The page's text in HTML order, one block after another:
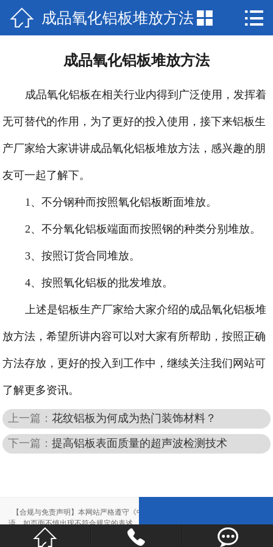
 网站首页
 成品氧化铝板堆放方法 
成品氧化铝板堆放方法
成品氧化铝板在相关行业内得到广泛使用，发挥着
无可替代的作用，为了更好的投入使用，接下来铝板生
产厂家给大家讲讲成品氧化铝板堆放方法，感兴趣的朋
友可一起了解下。
1、不分钢种而按照氧化铝板断面堆放。
2、不分氧化铝板端面而按照钢的种类分别堆放。
3、按照订货合同堆放。
4、按照氧化铝板的批发堆放。
上述是铝板生产厂家给大家介绍的成品氧化铝板堆
放方法，希望所讲内容可以对大家有所帮助，按照正确
方法存放，更好的投入到工作中，继续关注我们网站可
了解更多资讯。
上一篇： 花纹铝板为何成为热门装饰材料？
下一篇： 提高铝板表面质量的超声波检测技术
  
【合规与免责声明】本网站严格遵守《中华人民共和国广告法》，尽力规范用
语。如页面不慎出现不符合规定的表述，敬请联系我们，将立即更正；相关内容
仅供参考，不构成交易依据。